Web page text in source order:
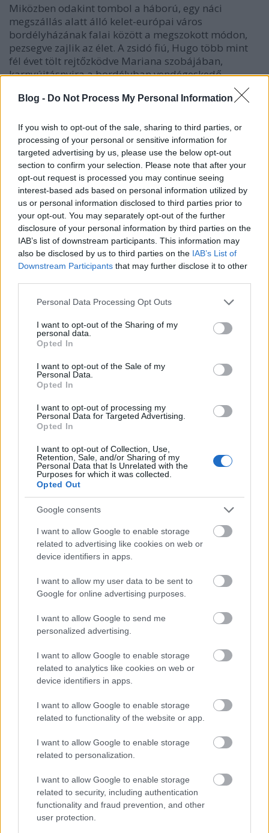
Blog - Do Not Process My Personal Information
If you wish to opt-out of the sale, sharing to third parties, or
processing of your personal or sensitive information for
targeted advertising by us, please use the below opt-out
section to confirm your selection. Please note that after your
opt-out request is processed you may continue seeing
interest-based ads based on personal information utilized by
us or personal information disclosed to third parties prior to
your opt-out. You may separately opt-out of the further
disclosure of your personal information by third parties on the
IAB’s list of downstream participants. This information may
also be disclosed by us to third parties on the IAB’s List of
Downstream Participants that may further disclose it to other
Please note that this website/app uses one or more Google
not limited to your visit or usage behaviour. You may click to
grant or deny consent to Google and its third-party tags to
use your data for below specified purposes in below Google
consent section.
Personal Data Processing Opt Outs
I want to opt-out of the Sharing of my
personal data.
Opted In
I want to opt-out of the Sale of my
Personal Data.
Opted In
I want to opt-out of processing my
Personal Data for Targeted Advertising.
Opted In
I want to opt-out of Collection, Use,
Retention, Sale, and/or Sharing of my
Personal Data that Is Unrelated with the
Purposes for which it was collected.
Opted Out
Google consents
I want to allow Google to enable storage
related to advertising like cookies on web or
device identifiers in apps.
I want to allow my user data to be sent to
Google for online advertising purposes.
I want to allow Google to send me
personalized advertising.
I want to allow Google to enable storage
related to analytics like cookies on web or
device identifiers in apps.
I want to allow Google to enable storage
related to functionality of the website or app.
I want to allow Google to enable storage
related to personalization.
I want to allow Google to enable storage
related to security, including authentication
functionality and fraud prevention, and other
user protection.
Miközben odakint tombol a háború, egy náci
megszállás alatt álló kelet-európai város
bordélyházának falai között a megszokott módon,
pezsegve zajlik az élet. A zsidó fiú, Hugo több mint
fél évet tölt rejtőzködve Mariana szobájában,
karnyújtásnyira a bordélyban vendégeskedő
üldözőitől. A két fiatal között bensőséges kötelék
szövődik, ami mindkettejük életét örökre
Mariana szobája
Mariana's Room
izraeli–francia–magyar–belga film
eredeti (ukrán, német, orosz) nyelven magyar
felirattal
2025, 131’
Rendező: Emmanuel Finkiel
Forgatókönyvíró: Aharon Appelfeld regénye nyomán
Emmanuel Finkiel
Operatőr: Alexis Kavyrchine, Victor Pichon
Vágó: Anne Weil
Producer: David Silber, David Gauquié, Julien Deris,
Moshe Edery, Olivier Delbosc
Szereplők
Mélanie Thierry
Bemutató: 2026. április 9.
Forgalmazza a Cirko Film.
Ajánlott bejegyzések: